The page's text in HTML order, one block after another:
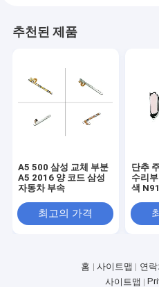
추천된 제품
A5 500 삼성 교체 부분
A5 2016 양 코드 삼성
자동차 부속
최고의 가격
단추
수리
색
홈 사이트맵 연락
사이트맵